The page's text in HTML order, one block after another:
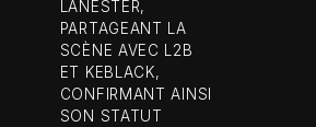
LANESTER,
PARTAGEANT LA
SCÈNE AVEC L2B
ET KEBLACK,
CONFIRMANT AINSI
SON STATUT